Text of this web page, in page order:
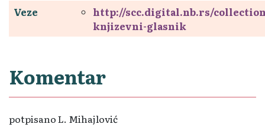
Veze
http://scc.digital.nb.rs/
knjizevni-glasnik
Komentar
potpisano L. Mihajlović